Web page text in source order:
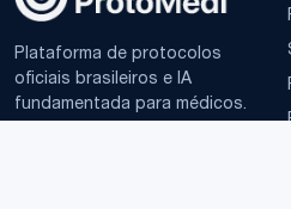
Plataforma de protocolos
oficiais brasileiros e IA
fundamentada para médicos.